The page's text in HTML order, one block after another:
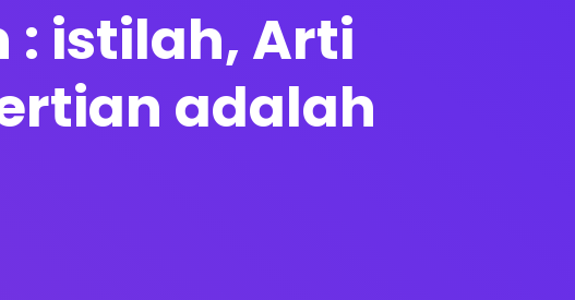
: istilah, Arti
adalah